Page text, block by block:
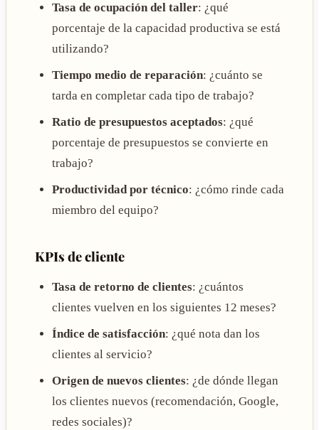
Tasa de ocupación del taller: ¿qué
porcentaje de la capacidad productiva se está
utilizando?
Tiempo medio de reparación: ¿cuánto se
tarda en completar cada tipo de trabajo?
Ratio de presupuestos aceptados: ¿qué
porcentaje de presupuestos se convierte en
trabajo?
Productividad por técnico: ¿cómo rinde cada
miembro del equipo?
KPIs de cliente
Tasa de retorno de clientes: ¿cuántos
clientes vuelven en los siguientes 12 meses?
Índice de satisfacción: ¿qué nota dan los
clientes al servicio?
Origen de nuevos clientes: ¿de dónde llegan
los clientes nuevos (recomendación, Google,
redes sociales)?